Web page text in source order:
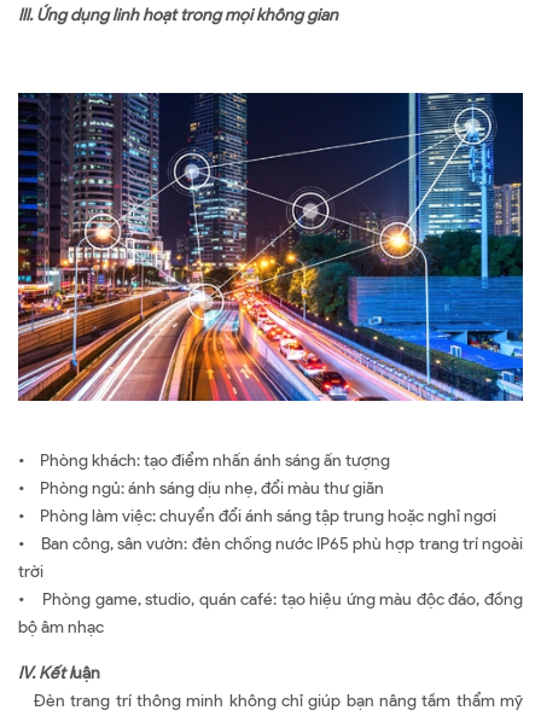
III.Ứng dụnglinh hoạt trong mọi không gian
• Phòng khách: tạo điểm nhấn ánh sáng ấn tượng
• Phòng ngủ: ánh sáng dịu nhẹ, đổi màu thư giãn
• Phòng làm việc: chuyển đổi ánh sáng tập trung hoặc nghỉ ngơi
• Ban công, sân vườn: đèn chống nước IP65 phù hợp trang trí ngoài
trời
• Phòng game, studio, quán café: tạo hiệu ứng màu độc đáo, đồng
bộ âm nhạc
IV. Kết luận
Đèn trang trí thông minh không chỉ giúp bạn nâng tầm thẩm mỹ